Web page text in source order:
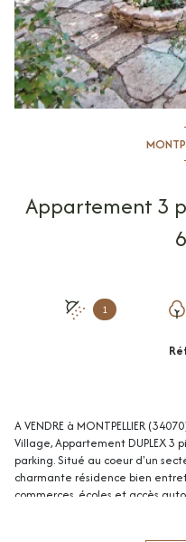
Appartement 3 pièce(s) 2 chambre(s)
1
A VENDRE à MONTPELLIER
Village, Appartement DUPLEX 3
parking. Situé au coeur d'un
charmante résidence bien
commerces, écoles et accès